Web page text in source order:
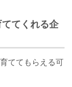
てくれる企
ててもらえる可